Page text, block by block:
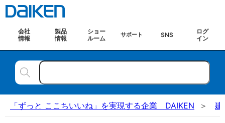
会社
情報
製品
情報
ショー
ルーム
サポート SNS
ログ
イン
「ずっと ここちいいね」を実現する企業 DAIKEN 建